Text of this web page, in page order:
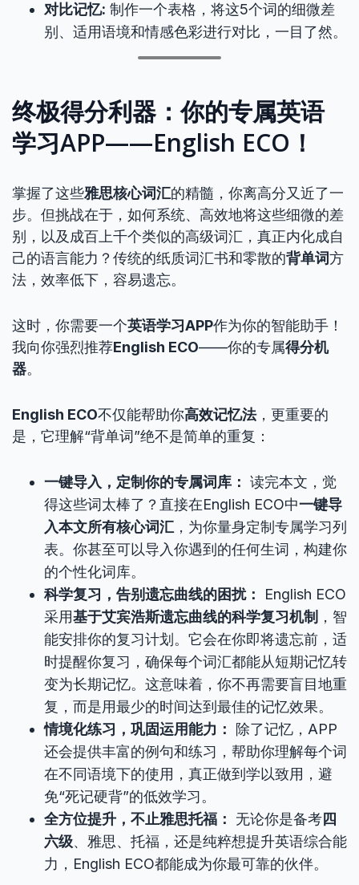
对比记忆: 制作一个表格，将这5个词的细微差
别、适用语境和情感色彩进行对比，一目了然。
终极得分利器：你的专属英语
学习APP——English ECO！
掌握了这些雅思核心词汇的精髓，你离高分又近了一
步。但挑战在于，如何系统、高效地将这些细微的差
别，以及成百上千个类似的高级词汇，真正内化成自
己的语言能力？传统的纸质词汇书和零散的背单词方
法，效率低下，容易遗忘。
这时，你需要一个英语学习APP作为你的智能助手！
我向你强烈推荐English ECO——你的专属得分机
器。
English ECO不仅能帮助你高效记忆法，更重要的
是，它理解“背单词”绝不是简单的重复：
一键导入，定制你的专属词库： 读完本文，觉
得这些词太棒了？直接在English ECO中一键导
入本文所有核心词汇 ，为你量身定制专属学习列
表。你甚至可以导入你遇到的任何生词，构建你
的个性化词库。
科学复习，告别遗忘曲线的困扰：
English ECO
采用基于艾宾浩斯遗忘曲线的科学复习机制 ，智
能安排你的复习计划。它会在你即将遗忘前，适
时提醒你复习，确保每个词汇都能从短期记忆转
变为长期记忆。这意味着，你不再需要盲目地重
复，而是用最少的时间达到最佳的记忆效果。
情境化练习，巩固运用能力：
除了记忆，APP
还会提供丰富的例句和练习，帮助你理解每个词
在不同语境下的使用，真正做到学以致用，避
免“死记硬背”的低效学习。
全方位提升，不止雅思托福：
无论你是备考四
六级、雅思、托福，还是纯粹想提升英语综合能
力，English ECO都能成为你最可靠的伙伴。